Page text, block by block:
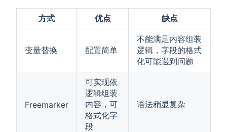
方式 优点 缺点
变量替换 配置简单
不能满足内容组装
逻辑，字段的格式
化可能遇到问题
Freemarker
可实现依
逻辑组装
内容，可
格式化字
段
语法稍显复杂